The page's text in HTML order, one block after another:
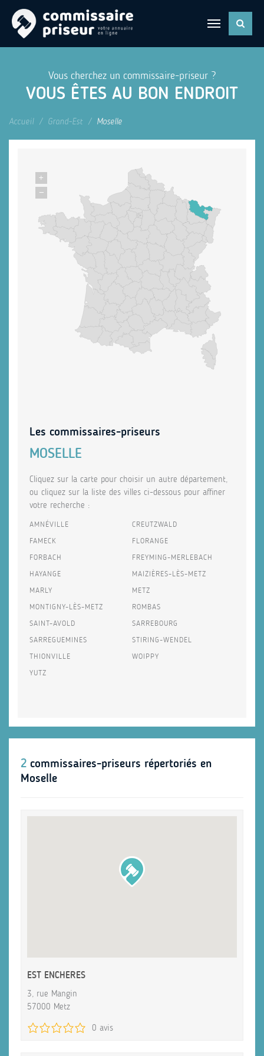
Vous cherchez un commissaire-priseur ?
VOUS ÊTES AU BON ENDROIT
Accueil Grand-Est Moselle
+
−
Les commissaires-priseurs
MOSELLE
Cliquez sur la carte pour choisir un autre département,
ou cliquez sur la liste des villes ci-dessous pour affiner
votre recherche :
AMNÉVILLE
CREUTZWALD
FAMECK
FLORANGE
FORBACH
FREYMING-MERLEBACH
HAYANGE
MAIZIÈRES-LÈS-METZ
MARLY
METZ
MONTIGNY-LÈS-METZ
ROMBAS
SAINT-AVOLD
SARREBOURG
SARREGUEMINES
STIRING-WENDEL
THIONVILLE
WOIPPY
YUTZ
2 commissaires-priseurs répertoriés en
Moselle
EST ENCHERES
3, rue Mangin
57000 Metz
0 avis